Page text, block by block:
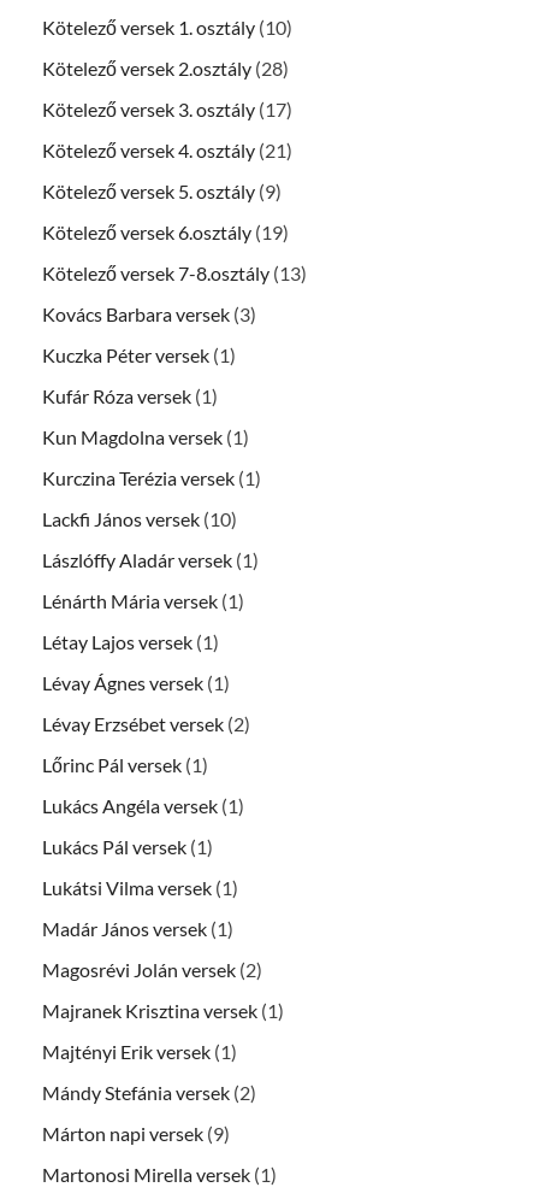
Kötelező versek 1. osztály (10)
Kötelező versek 2.osztály (28)
Kötelező versek 3. osztály (17)
Kötelező versek 4. osztály (21)
Kötelező versek 5. osztály (9)
Kötelező versek 6.osztály (19)
Kötelező versek 7-8.osztály (13)
Kovács Barbara versek (3)
Kuczka Péter versek (1)
Kufár Róza versek (1)
Kun Magdolna versek (1)
Kurczina Terézia versek (1)
Lackfi János versek (10)
Lászlóffy Aladár versek (1)
Lénárth Mária versek (1)
Létay Lajos versek (1)
Lévay Ágnes versek (1)
Lévay Erzsébet versek (2)
Lőrinc Pál versek (1)
Lukács Angéla versek (1)
Lukács Pál versek (1)
Lukátsi Vilma versek (1)
Madár János versek (1)
Magosrévi Jolán versek (2)
Majranek Krisztina versek (1)
Majtényi Erik versek (1)
Mándy Stefánia versek (2)
Márton napi versek (9)
Martonosi Mirella versek (1)